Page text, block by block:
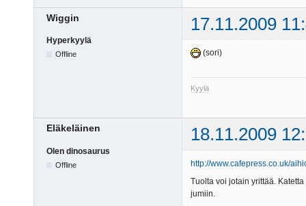
Wiggin 17.11.2009
Hyperkyylä
Offline (sori)
Kyylä
Eläkeläinen 18.11.2009
Olen dinosaurus
Offline
http://www.cafepress.co.uk/
Tuolta voi jotain yrittää.
jumiin.